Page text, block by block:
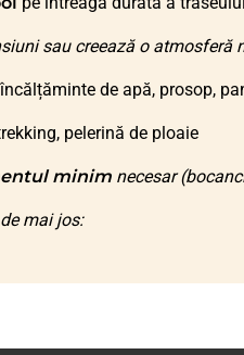
sau creează o
de apă, prosop,
pelerină de ploaie
minim necesar
mai jos: